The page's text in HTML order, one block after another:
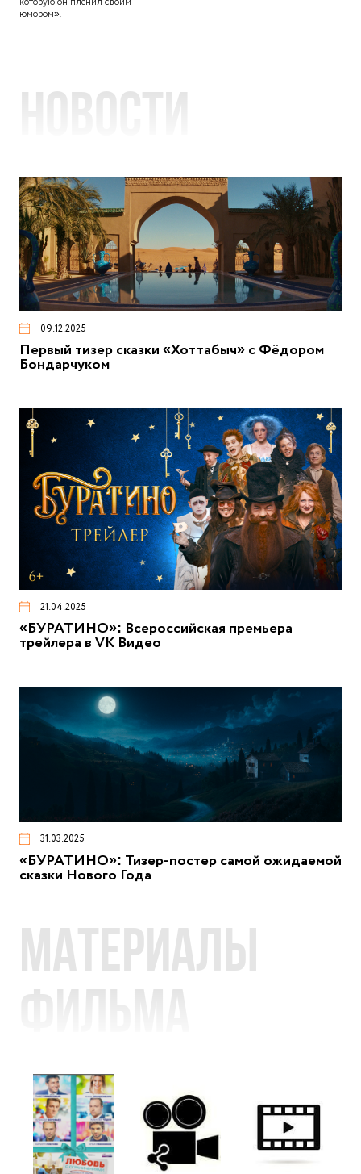
юмором».
Новости
09.12.2025
Первый тизер сказки «Хоттабыч» с Фёдором
Бондарчуком
21.04.2025
«БУРАТИНО»: Всероссийская премьера
трейлера в VK Видео
31.03.2025
«БУРАТИНО»: Тизер-постер самой ожидаемой
сказки Нового Года
Материалы
фильма